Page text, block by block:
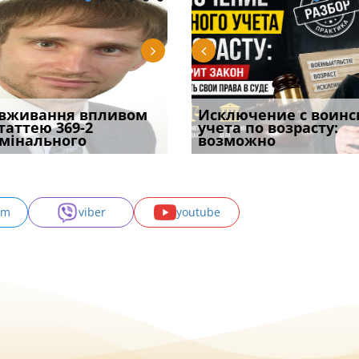
встановив для
шкоди
Документи, на яких не
проставляється
апостиль: пер
впливом
369-2
Переоформлення
відстрочки за іншою
підставою: нов
захисту у
я
Исключение с
учета по возрасту:
возможно
Восьмий ААС
підтвердив, що
може скас
viber youtube